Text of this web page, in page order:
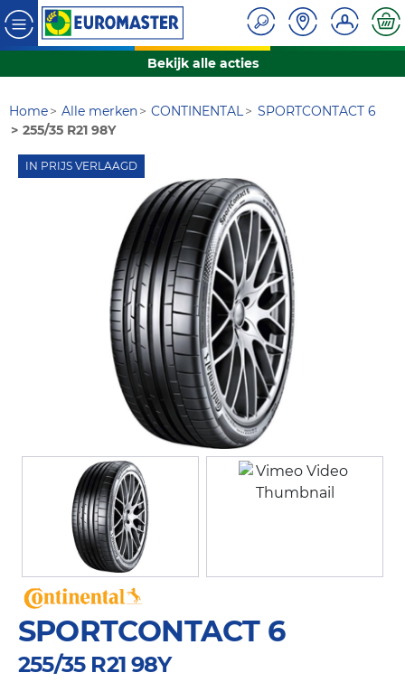
Bekijk alle acties
Home Alle merken CONTINENTAL
SPORTCONTACT 6
255/35 R21 98Y
IN PRIJS VERLAAGD
SPORTCONTACT 6
255/35 R21 98Y